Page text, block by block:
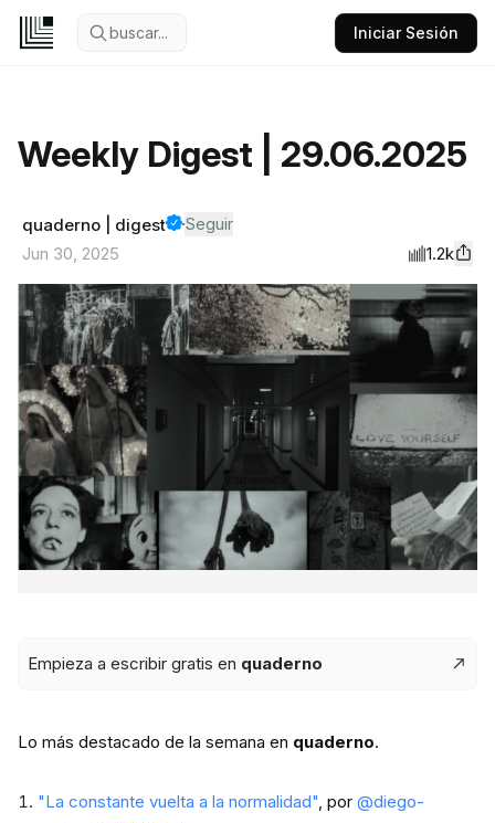
buscar... Iniciar Sesión
Weekly Digest | 29.06.2025
quaderno | digest
Seguir
Jun 30, 2025
1.2k
Empieza a escribir gratis en quaderno
Lo más destacado de la semana en quaderno.
"La constante vuelta a la normalidad", por @diego-